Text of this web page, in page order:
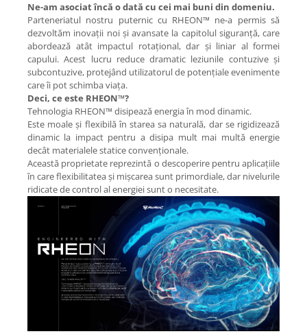
Ne-am asociat încă o dată cu cei mai buni din domeniu.
Parteneriatul nostru puternic cu RHEON™ ne-a permis să
dezvoltăm inovații noi și avansate la capitolul siguranță, care
abordează atât impactul rotațional, dar și liniar al formei
capului. Acest lucru reduce dramatic leziunile contuzive și
subcontuzive, protejând utilizatorul de potențiale evenimente
care îi pot schimba viața.
Deci, ce este RHEON™?
Tehnologia RHEON™ disipează energia în mod dinamic.
Este moale și flexibilă în starea sa naturală, dar se rigidizează
dinamic la impact pentru a disipa mult mai multă energie
decât materialele statice convenționale.
Această proprietate reprezintă o descoperire pentru aplicațiile
în care flexibilitatea și mișcarea sunt primordiale, dar nivelurile
ridicate de control al energiei sunt o necesitate.